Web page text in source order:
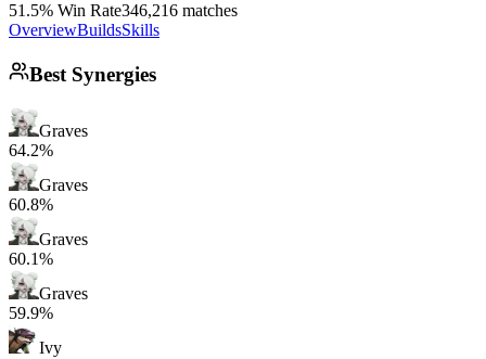
51.5% Win Rate346,216 matches
OverviewBuildsSkills
Best Synergies
Graves
64.2%
Graves
60.8%
Graves
60.1%
Graves
59.9%
Ivy